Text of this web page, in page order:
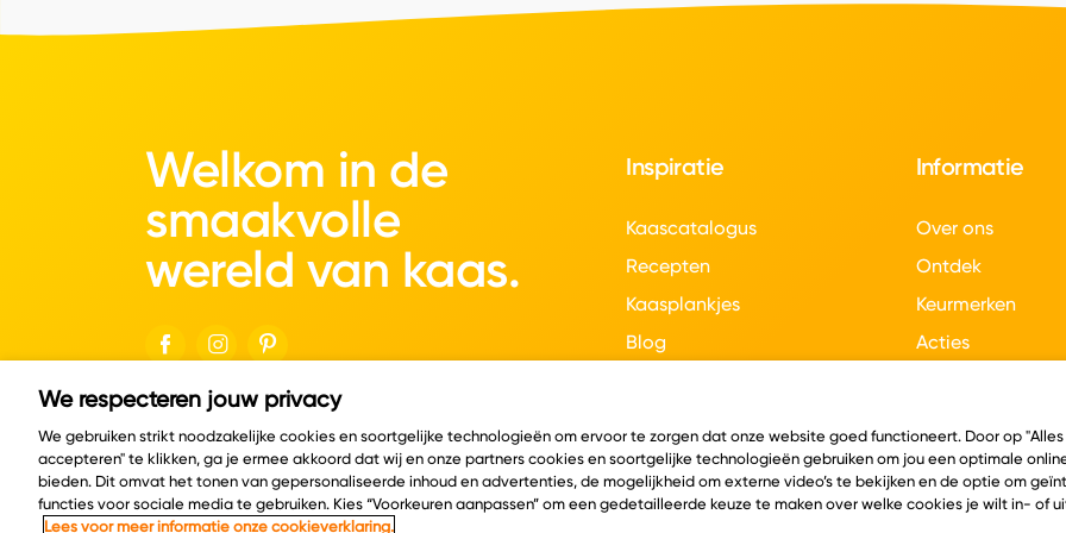
Welkom in de
smaakvolle
wereld van kaas.
© Copyright 2026 Velder
Inspiratie
Kaascatalogus
Recepten
Kaasplankjes
Blog
Informatie
Over ons
Ontdek
Keurmerken
Acties
We respecteren jouw privacy
We gebruiken strikt noodzakelijke cookies en soortgelijke technologieën om ervoor te zorgen dat onze website goed functioneert. Door op "Alles
accepteren" te klikken, ga je ermee akkoord dat wij en onze partners cookies en soortgelijke technologieën gebruiken om jou een optimale
bieden. Dit omvat het tonen van gepersonaliseerde inhoud en advertenties, de mogelijkheid om externe video’s te bekijken en de optie om
functies voor sociale media te gebruiken. Kies “Voorkeuren aanpassen” om een gedetailleerde keuze te maken over welke cookies je wilt in- of
Lees voor meer informatie onze cookieverklaring.